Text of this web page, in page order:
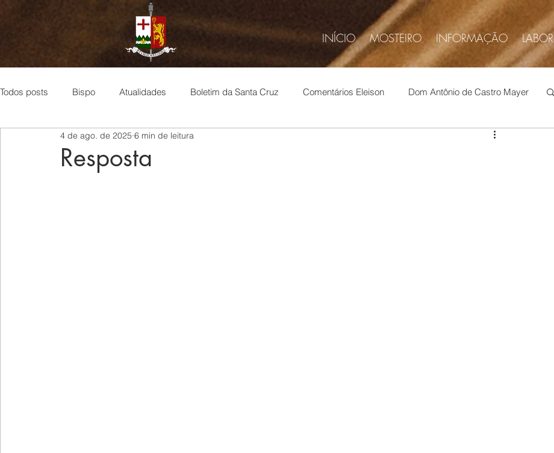
INÍCIO MOSTEIRO INFORMAÇÃO LABOR
Todos posts Bispo Atualidades Boletim da Santa Cruz Comentários Eleison Dom Antônio de Castro Mayer
Espiritualidade Doutrina dos Papas Gustavo Corção
Resposta
4 de ago. de 2025 6 min de leitura